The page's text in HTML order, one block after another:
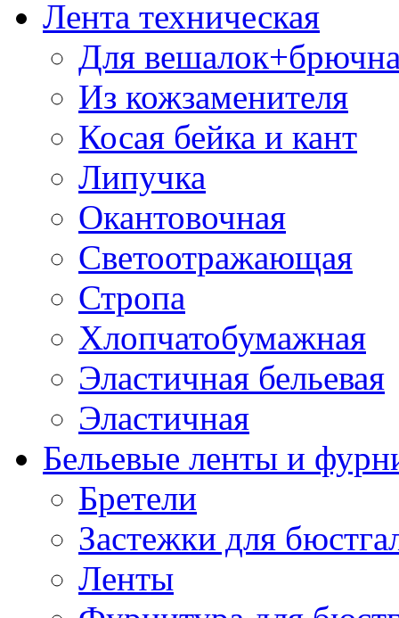
Лента техническая
Для
Из кожзаменителя
Косая бейка и кант
Липучка
Окантовочная
Светоотражающая
Стропа
Хлопчатобумажная
Эластичная бельевая
Эластичная
Бельевые ленты и
Бретели
Застежки для
Ленты